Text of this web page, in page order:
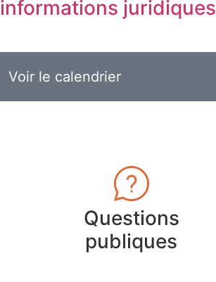
informations juridiques
Voir le calendrier
Questions
publiques